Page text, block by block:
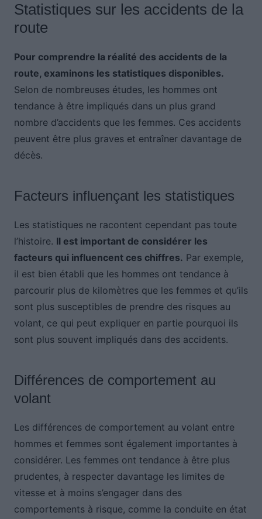
Statistiques sur les accidents de la
route
Pour comprendre la réalité des accidents de la
route, examinons les statistiques disponibles.
Selon de nombreuses études, les hommes ont
tendance à être impliqués dans un plus grand
nombre d’accidents que les femmes. Ces accidents
peuvent être plus graves et entraîner davantage de
décès.
Facteurs influençant les statistiques
Les statistiques ne racontent cependant pas toute
l’histoire. Il est important de considérer les
facteurs qui influencent ces chiffres. Par exemple,
il est bien établi que les hommes ont tendance à
parcourir plus de kilomètres que les femmes et qu’ils
sont plus susceptibles de prendre des risques au
volant, ce qui peut expliquer en partie pourquoi ils
sont plus souvent impliqués dans des accidents.
Différences de comportement au
volant
Les différences de comportement au volant entre
hommes et femmes sont également importantes à
considérer. Les femmes ont tendance à être plus
prudentes, à respecter davantage les limites de
vitesse et à moins s’engager dans des
comportements à risque, comme la conduite en état